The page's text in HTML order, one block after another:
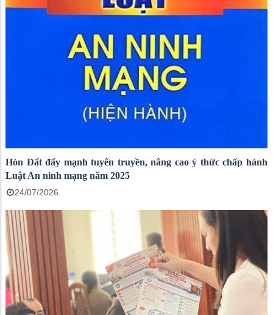
Hòn Đất đẩy mạnh tuyên truyền, nâng cao ý thức chấp hành
Luật An ninh mạng năm 2025
24/07/2026